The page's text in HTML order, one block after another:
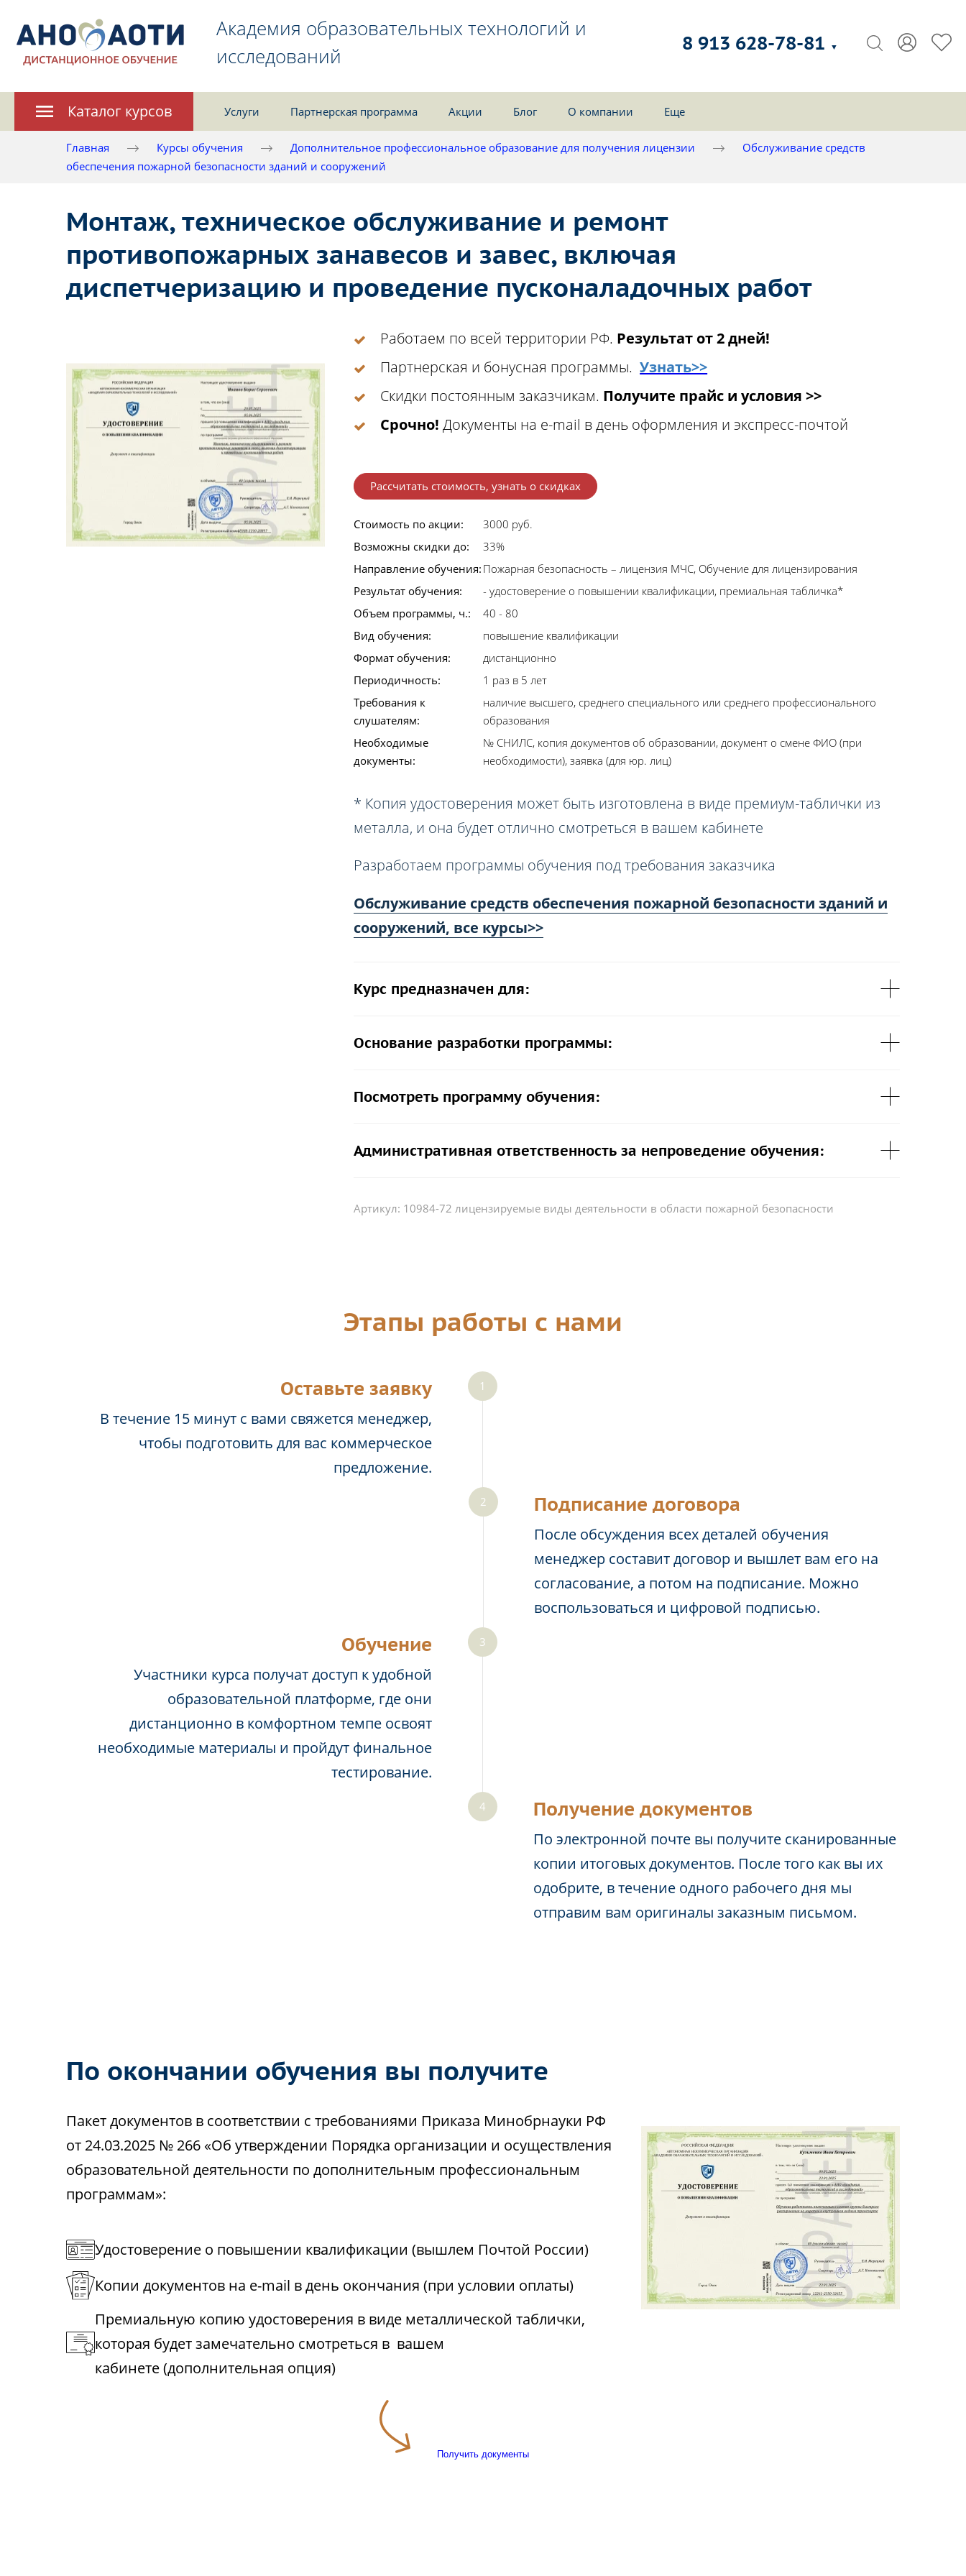
Академия образовательных технологий и
исследований
8 913 628-78-81 ▼
Каталог курсов Услуги Партнерская программа Акции Блог О компании Еще
Главная Курсы обучения Дополнительное профессиональное образование для получения лицензии
Обслуживание средств
обеспечения пожарной безопасности зданий и сооружений
Монтаж, техническое обслуживание и ремонт
противопожарных занавесов и завес, включая
диспетчеризацию и проведение пусконаладочных работ
Работаем по всей территории РФ. Результат от 2 дней!
Партнерская и бонусная программы.Узнать>>
Скидки постоянным заказчикам. Получите прайс и условия >>
Срочно! Документы на e-mail в день оформления и экспресс-почтой
Рассчитать стоимость, узнать о скидках
Стоимость по акции:
3000 руб.
Возможны скидки до:
33%
Направление обучения: Пожарная безопасность – лицензия МЧС, Обучение для лицензирования
Результат обучения:
- удостоверение о повышении квалификации, премиальная табличка*
Объем программы, ч.:
40 - 80
Вид обучения:
повышение квалификации
Формат обучения:
дистанционно
Периодичность:
1 раз в 5 лет
Требования к
слушателям:
наличие высшего, среднего специального или среднего профессионального
образования
Необходимые
документы:
№ СНИЛС, копия документов об образовании, документ о смене ФИО (при
необходимости), заявка (для юр. лиц)
* Копия удостоверения может быть изготовлена в виде премиум-таблички из
металла, и она будет отлично смотреться в вашем кабинете
Разработаем программы обучения под требования заказчика
Обслуживание средств обеспечения пожарной безопасности зданий и
сооружений, все курсы>>
Курс предназначен для:
Основание разработки программы:
Посмотреть программу обучения:
Административная ответственность за непроведение обучения:
Артикул: 10984-72 лицензируемые виды деятельности в области пожарной безопасности
Этапы работы с нами
Оставьте заявку
В течение 15 минут с вами свяжется менеджер,
чтобы подготовить для вас коммерческое
предложение.
Подписание договора
После обсуждения всех деталей обучения
менеджер составит договор и вышлет вам его на
согласование, а потом на подписание. Можно
воспользоваться и цифровой подписью.
Обучение
Участники курса получат доступ к удобной
образовательной платформе, где они
дистанционно в комфортном темпе освоят
необходимые материалы и пройдут финальное
тестирование.
Получение документов
По электронной почте вы получите сканированные
копии итоговых документов. После того как вы их
одобрите, в течение одного рабочего дня мы
отправим вам оригиналы заказным письмом.
По окончании обучения вы получите
Пакет документов в соответствии с требованиями Приказа Минобрнауки РФ
от 24.03.2025 № 266 «Об утверждении Порядка организации и осуществления
образовательной деятельности по дополнительным профессиональным
программам»:
Удостоверение о повышении квалификации (вышлем Почтой России)
Копии документов на e-mail в день окончания (при условии оплаты)
Премиальную копию удостоверения в виде металлической таблички,
которая будет замечательно смотреться в вашем
кабинете (дополнительная опция)
Получить документы